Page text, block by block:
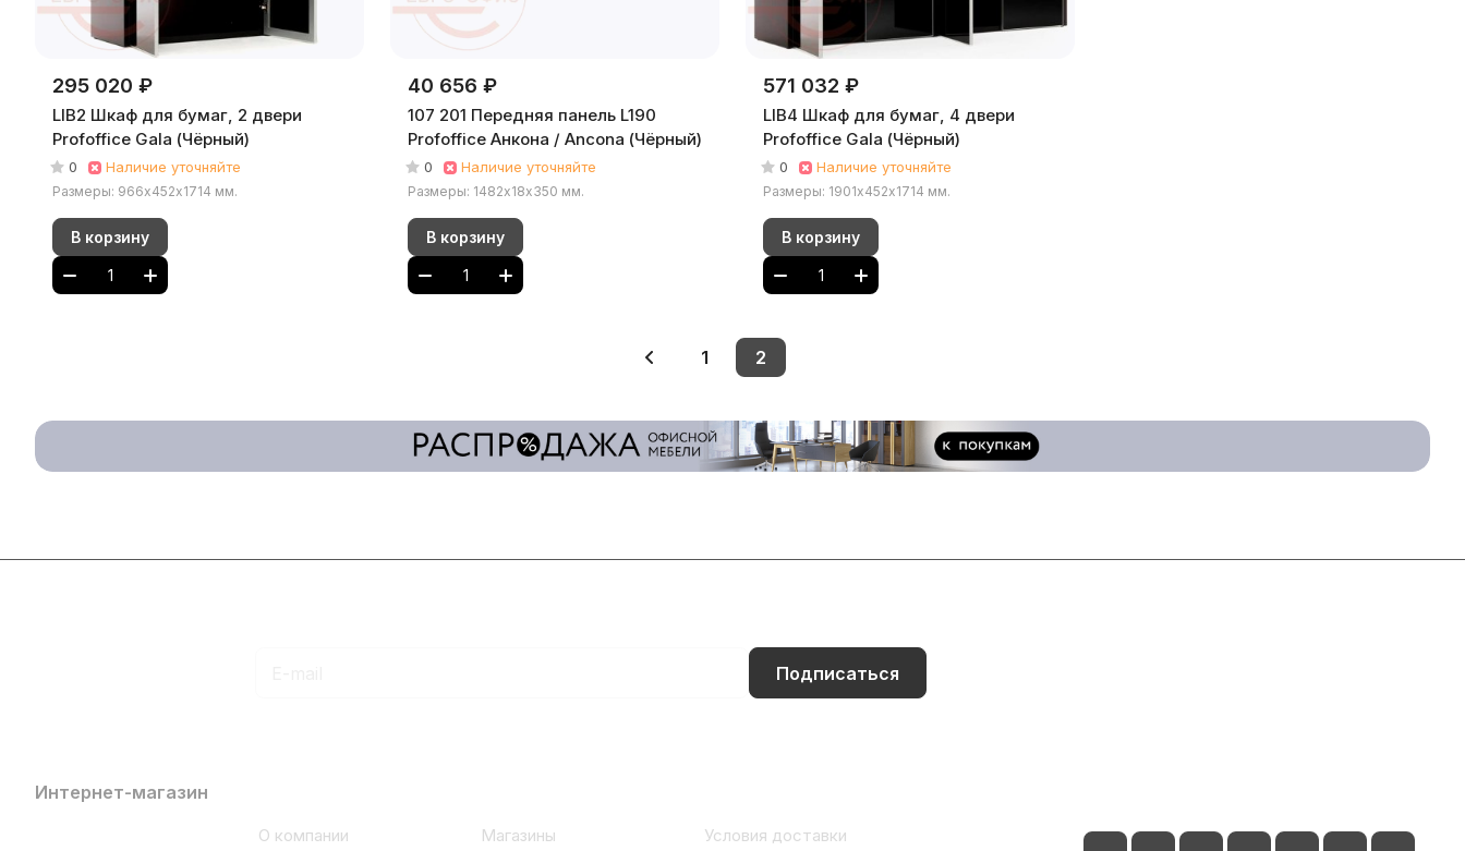
295 020 ₽
LIB2 Шкаф для бумаг, 2 двери
Profoffice Gala (Чёрный)
0 Наличие уточняйте
Размеры: 966х452х1714 мм.
В корзину
40 656 ₽
107 201 Передняя панель L190
Profoffice Анкона / Ancona (Чёрный)
0 Наличие уточняйте
Размеры: 1482х18х350 мм.
В корзину
571 032 ₽
LIB4 Шкаф для бумаг, 4 двери
Profoffice Gala (Чёрный)
0 Наличие уточняйте
Размеры: 1901х452х1714 мм.
В корзину
1 2
Подписаться
Интернет-магазин
О компании Магазины Условия доставки